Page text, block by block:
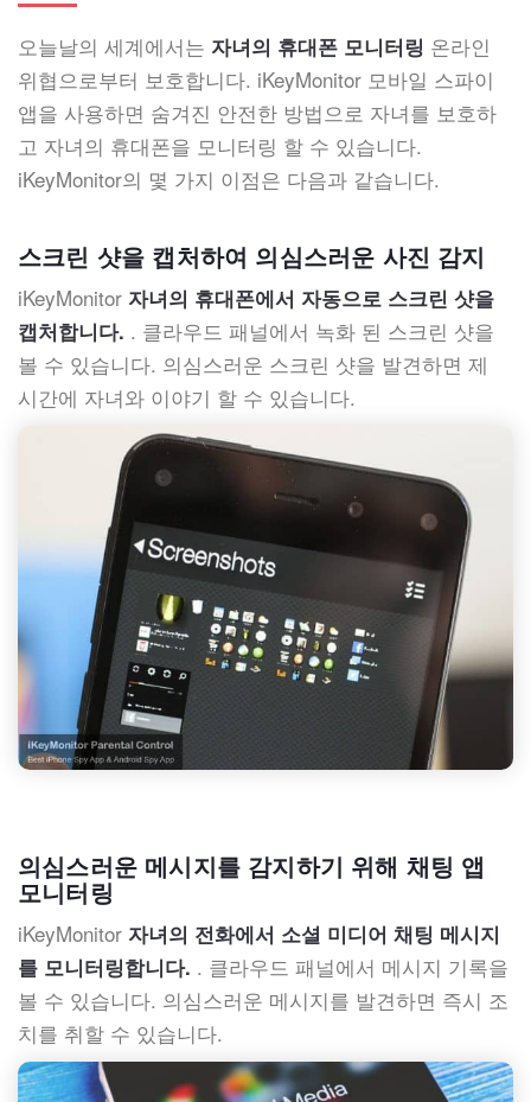
오늘날의 세계에서는 자녀의 휴대폰 모니터링 온라인
위협으로부터 보호합니다. iKeyMonitor 모바일 스파이
앱을 사용하면 숨겨진 안전한 방법으로 자녀를 보호하
고 자녀의 휴대폰을 모니터링 할 수 있습니다.
iKeyMonitor의 몇 가지 이점은 다음과 같습니다.
스크린 샷을 캡처하여 의심스러운 사진 감지
iKeyMonitor 자녀의 휴대폰에서 자동으로 스크린 샷을
캡처합니다. . 클라우드 패널에서 녹화 된 스크린 샷을
볼 수 있습니다. 의심스러운 스크린 샷을 발견하면 제
시간에 자녀와 이야기 할 수 있습니다.
의심스러운 메시지를 감지하기 위해 채팅 앱
모니터링
iKeyMonitor 자녀의 전화에서 소셜 미디어 채팅 메시지
를 모니터링합니다. . 클라우드 패널에서 메시지 기록을
볼 수 있습니다. 의심스러운 메시지를 발견하면 즉시 조
치를 취할 수 있습니다.